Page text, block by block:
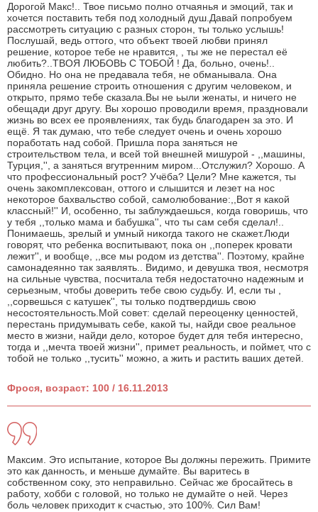
Дорогой Макс!.. Твое письмо полно отчаянья и эмоций, так и
хочется поставить тебя под холодный душ.Давай попробуем
рассмотреть ситуацию с разных сторон, ты только услышь!
Послушай, ведь оттого, что объект твоей любви принял
решение, которое тебе не нравится, , ты же не перестал её
любить?..ТВОЯ ЛЮБОВЬ С ТОБОЙ ! Да, больно, очень!..
Обидно. Но она не предавала тебя, не обманывала. Она
приняла решение строить отношения с другим человеком, и
открыто, прямо тебе сказала.Вы не ьыли женаты, и ничего не
обещади друг другу. Вы хорошо проводили время, праздновали
жизнь во всех ее проявлениях, так будь благодарен за это. И
ещё. Я так думаю, что тебе следует очень и очень хорошо
поработать над собой. Пришла пора заняться не
строительством тела, и всей той внешней мишурой - ,,машины,
Турция,'', а заняться вгутренним миром...Отслужил? Хорошо. А
что профессиональный рост? Учёба? Цели? Мне кажется, ты
очень закомплексован, оттого и слышится и лезет на нос
некоторое бахвальство собой, самолюбование:,,Вот я какой
классный!'' И, особенно, ты заблуждаешься, когда говоришь, что
у тебя ,,только мама и бабушка'', что ты сам себя сделал!..
Понимаешь, зрелый и умный никогда такого не скажет.Люди
говорят, что ребенка воспитывают, пока он ,,поперек кровати
лежит'', и вообще, ,,все мы родом из детства''. Поэтому, крайне
самонадеянно так заявлять.. Видимо, и девушка твоя, несмотря
на сильные чувства, посчитала тебя недостаточно надежным и
серьезным, чтобы доверить тебе свою судьбу. И, если ты ,
,,сорвешься с катушек'', ты только подтвердишь свою
несостоятельность.Мой совет: сделай переоценку ценностей,
перестань придумывать себе, какой ты, найди свое реальное
место в жизни, найди дело, которое будет для тебя интересно,
тогда и ,,мечта твоей жизни'', примет реальность, и поймет, что с
тобой не только ,,тусить'' можно, а жить и растить ваших детей.
Фрося, возраст: 100 / 16.11.2013
Максим. Это испытание, которое Вы должны пережить. Примите
это как данность, и меньше думайте. Вы варитесь в
собственном соку, это неправильно. Сейчас же бросайтесь в
работу, хобби с головой, но только не думайте о ней. Через
боль человек приходит к счастью, это 100%. Сил Вам!